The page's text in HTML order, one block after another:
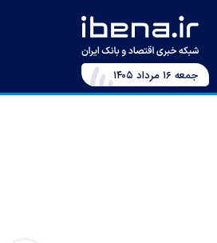
جمعه ۱۶ مرداد ۱۴۰۵